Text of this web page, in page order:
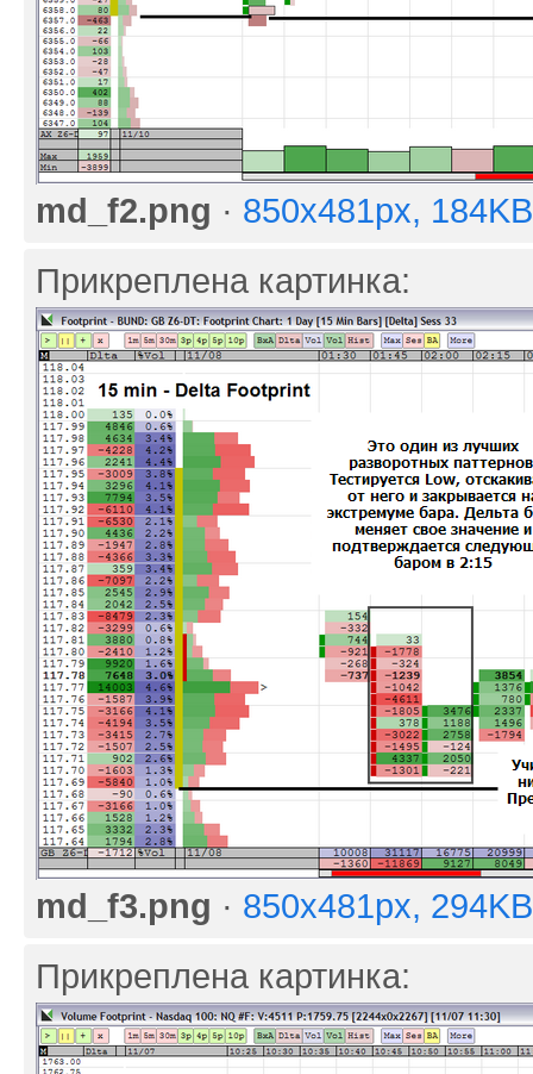
md_f2.png · 850x481px, 184KB
Прикреплена картинка:
md_f3.png · 850x481px, 294KB
Прикреплена картинка: